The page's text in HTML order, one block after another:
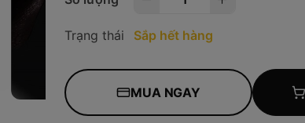
Trạng thái Sắp hết hàng
MUA NGAY